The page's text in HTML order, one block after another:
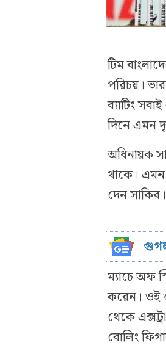
টিম
পরিচয়।
ব্যাটিং
দিনে এমন
অধিনায়ক
থাকে।
দেন
ম্যাচে অফ
করেন। ওই
থেকে
বোলিং